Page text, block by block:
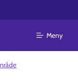
Meny